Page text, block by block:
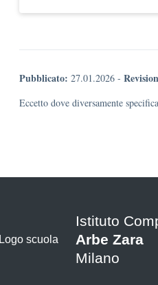
Pubblicato: 27.01.2026 -
Eccetto dove diversamente
Istituto
Arbe Zara
Milano